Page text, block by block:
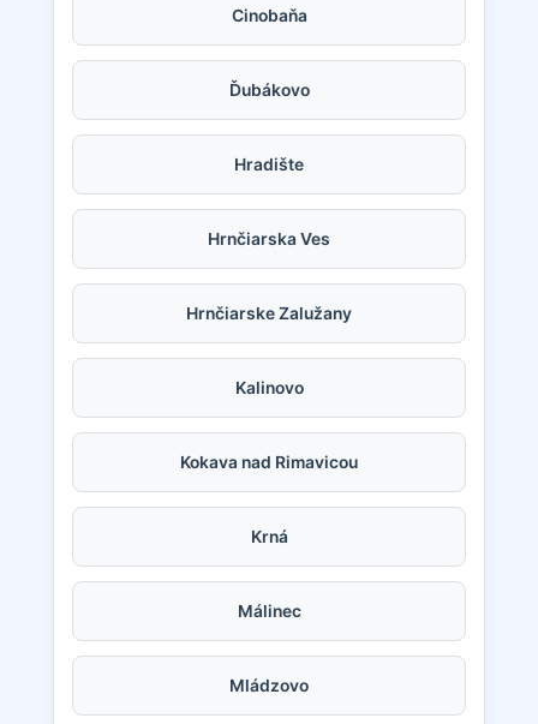
Cinobaňa
Ďubákovo
Hradište
Hrnčiarska Ves
Hrnčiarske Zalužany
Kalinovo
Kokava nad Rimavicou
Krná
Málinec
Mládzovo